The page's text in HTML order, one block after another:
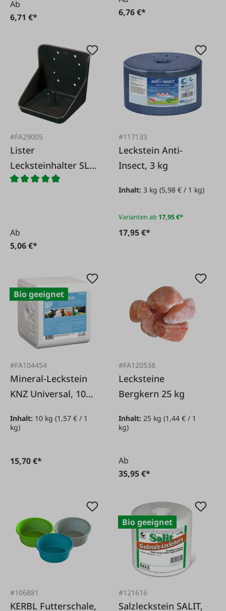
Ab
6,71 €*
6,76 €*
#FA29005
Lister
Lecksteinhalter SL 3
schwarz
Ab
5,06 €*
#117133
Leckstein Anti-
Insect, 3 kg
Inhalt:3 kg(5,98 € / 1 kg)
Varianten ab 17,95 €*
17,95 €*
Bio geeignet
#FA104454
Mineral-Leckstein
KNZ Universal, 10
Inhalt: 10 kg (1,57 € / 1
kg)
15,70 €*
#FA120538
Lecksteine
Bergkern 25 kg
Inhalt:25 kg(1,44 € / 1
kg)
Ab
35,95 €*
#106881
KERBL Futterschale,
Bio geeignet
#121616
Salzleckstein SALIT,